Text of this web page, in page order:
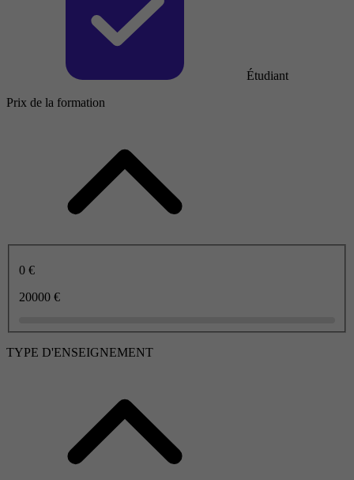
Étudiant
Prix de la formation
0 €
20000 €
TYPE D'ENSEIGNEMENT